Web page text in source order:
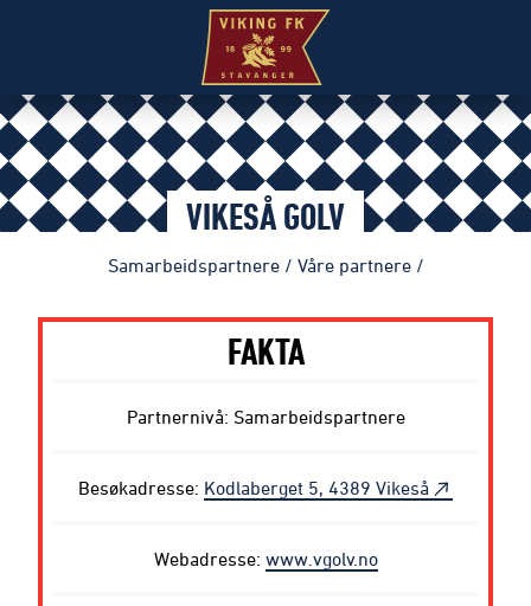
VIKESÅ GOLV
Samarbeidspartnere / Våre partnere /
FAKTA
Partnernivå: Samarbeidspartnere
Besøkadresse: Kodlaberget 5, 4389 Vikeså
Webadresse: www.vgolv.no